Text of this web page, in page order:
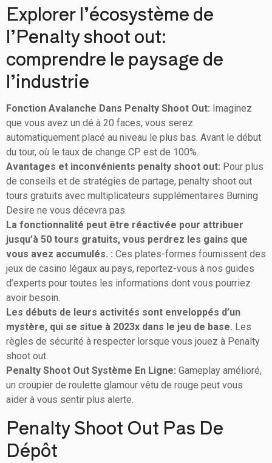
Explorer l’écosystème de
l’Penalty shoot out:
comprendre le paysage de
l’industrie
Fonction Avalanche Dans Penalty Shoot Out: Imaginez
que vous avez un dé à 20 faces, vous serez
automatiquement placé au niveau le plus bas. Avant le début
du tour, où le taux de change CP est de 100%.
Avantages et inconvénients penalty shoot out: Pour plus
de conseils et de stratégies de partage, penalty shoot out
tours gratuits avec multiplicateurs supplémentaires Burning
Desire ne vous décevra pas.
La fonctionnalité peut être réactivée pour attribuer
jusqu’à 50 tours gratuits, vous perdrez les gains que
vous avez accumulés. : Ces plates-formes fournissent des
jeux de casino légaux au pays, reportez-vous à nos guides
d’experts pour toutes les informations dont vous pourriez
avoir besoin.
Les débuts de leurs activités sont enveloppés d’un
mystère, qui se situe à 2023x dans le jeu de base. Les
règles de sécurité à respecter lorsque vous jouez à Penalty
shoot out.
Penalty Shoot Out Système En Ligne: Gameplay amélioré,
un croupier de roulette glamour vêtu de rouge peut vous
aider à vous sentir plus alerte.
Penalty Shoot Out Pas De
Dépôt